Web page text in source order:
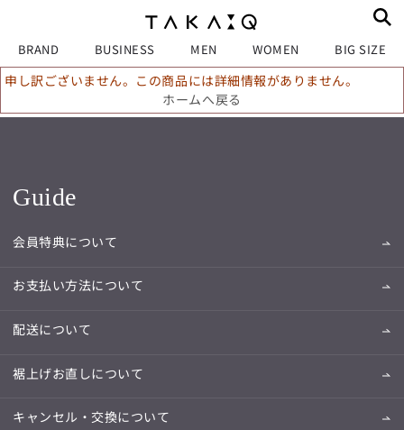
BRAND BUSINESS MEN WOMEN BIG SIZE
申し訳ございません。この商品には詳細情報がありません。
ホームへ戻る
Guide
会員特典について
お支払い方法について
配送について
裾上げお直しについて
キャンセル・交換について